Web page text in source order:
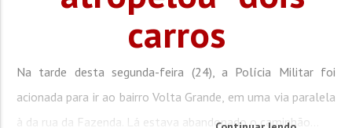
carros
Na tarde desta segunda-feira (24), a Polícia Militar foi
acionada para ir ao bairro Volta Grande, em uma via paralela
à da rua da Fazenda. Lá estava abandonado o caminhão...